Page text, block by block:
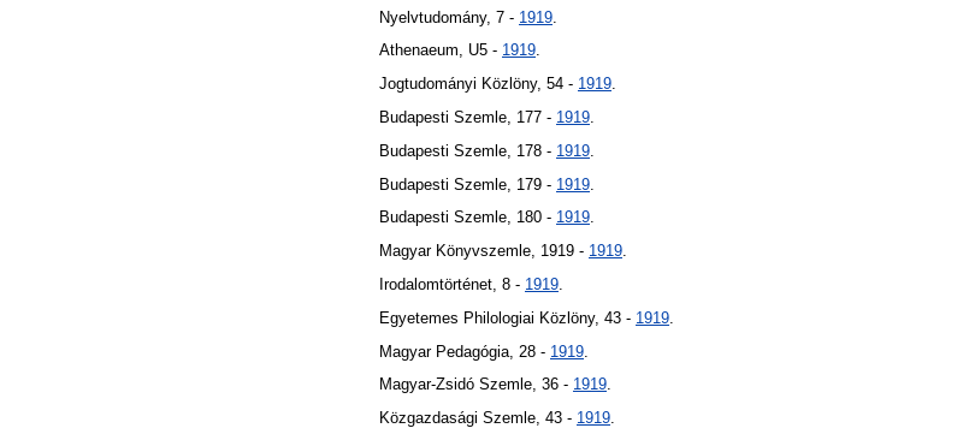
Nyelvtudomány, 7 - 1919
Athenaeum, U5 - 1919.
Jogtudományi Közlöny, 54 - 1919.
Budapesti Szemle, 177 - 1919
Budapesti Szemle, 178 - 1919
Budapesti Szemle, 179 - 1919
Budapesti Szemle, 180 - 1919.
Magyar Könyvszemle, 1919 - 1919.
Irodalomtörténet, 8 - 1919
Egyetemes Philologiai Közlöny, 43 - 1919
Magyar Pedagógia, 28 - 1919
Magyar-Zsidó Szemle, 36 - 1919.
Közgazdasági Szemle, 43 - 1919.